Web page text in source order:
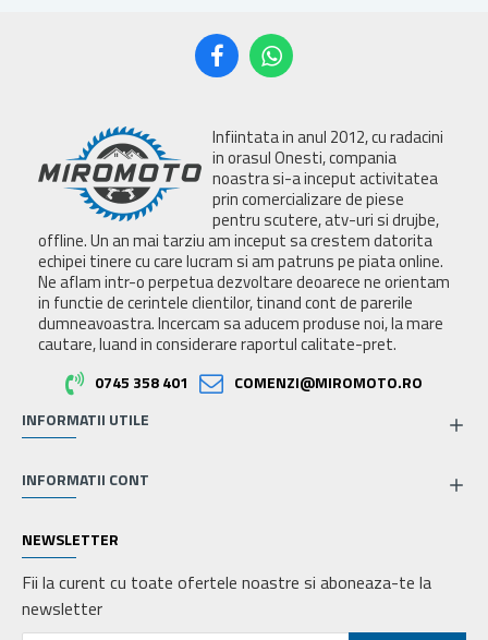
Infiintata in anul 2012, cu radacini
in orasul Onesti, compania
noastra si-a inceput activitatea
prin comercializare de piese
pentru scutere, atv-uri si drujbe,
offline. Un an mai tarziu am inceput sa crestem datorita
echipei tinere cu care lucram si am patruns pe piata online.
Ne aflam intr-o perpetua dezvoltare deoarece ne orientam
in functie de cerintele clientilor, tinand cont de parerile
dumneavoastra. Incercam sa aducem produse noi, la mare
cautare, luand in considerare raportul calitate-pret.
0745 358 401
COMENZI@MIROMOTO.RO
INFORMATII UTILE
INFORMATII CONT
NEWSLETTER
Fii la curent cu toate ofertele noastre si aboneaza-te la
newsletter